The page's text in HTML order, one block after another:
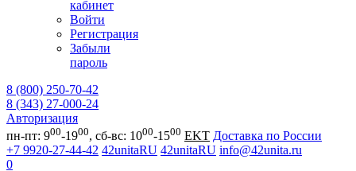
кабинет
Войти
Регистрация
Забыли
пароль
8 (800) 250-70-42
8 (343) 27-000-24
Авторизация
пн-пт: 900-1900, сб-вс: 1000-1500 EKT Доставка по России
+7 9920-27-44-42 42unitaRU 42unitaRU info@42unita.ru
0